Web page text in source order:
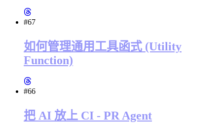
#67
如何管理通用工具函式 (Utility
Function)
#66
把 AI 放上 CI - PR Agent